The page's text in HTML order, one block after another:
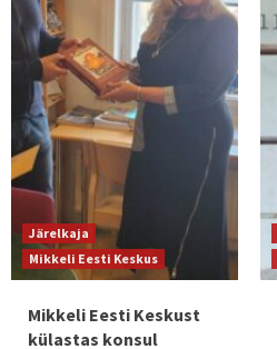
Järelkaja
Mikkeli Eesti Keskus
Mikkeli Eesti Keskust
külastas konsul